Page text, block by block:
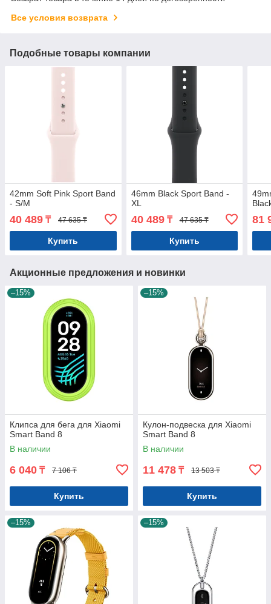
Все условия возврата
Подобные товары компании
42mm Soft Pink Sport Band
- S/M
40 489 ₸ 47 635 ₸
Купить
46mm Black Sport Band -
XL
40 489₸ 47 635 ₸
Купить
81
Акционные предложения и новинки
–15%
Клипса для бега для Xiaomi
Smart Band 8
В наличии
6 040 ₸ 7 106 ₸
Купить
–15%
Кулон-подвеска для Xiaomi
Smart Band 8
В наличии
11 478 ₸ 13 503 ₸
Купить
–15% –15%